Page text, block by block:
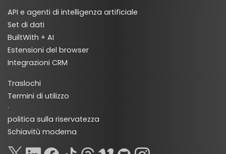
API e agenti di intelligenza artificiale
Set di dati
BuiltWith + AI
Estensioni del browser
Integrazioni CRM
Traslochi
Termini di utilizzo
·
politica sulla riservatezza
Schiavitù moderna